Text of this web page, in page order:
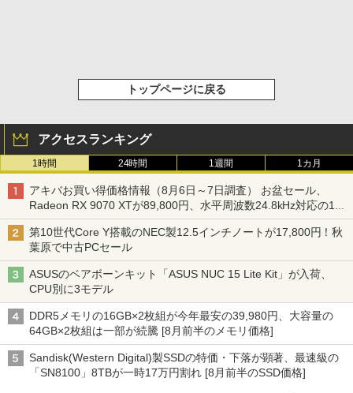
トップページに戻る
アクセスランキング
1時間 24時間 1週間 1カ月
アキバお買い得価格情報（8月6日～7日調査） お盆セール、
Radeon RX 9070 XTが89,800円、水平周波数24.8kHz対応の17
型モニターが9,801円、暑さ指数連動セール ほか
第10世代Core Y搭載のNEC製12.5インチノートが17,800円！秋
葉原で中古PCセール
ASUSのベアボーンキット「ASUS NUC 15 Lite Kit」が入荷、
CPU別に3モデル
DDR5メモリの16GB×2枚組が今年最安の39,980円、大容量の
64GB×2枚組は一部が続騰 [8月前半のメモリ価格]
Sandisk(Western Digital)製SSDの特価・下落が顕著、最速級の
「SN8100」8TBが一時17万円割れ [8月前半のSSD価格]